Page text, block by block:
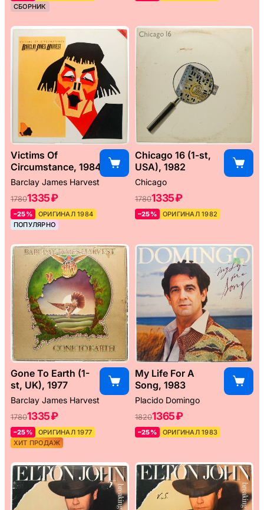
СБОРНИК
Victims Of
Circumstance, 1984
Barclay James Harvest
17801335 ₽
–25%
ОРИГИНАЛ 1984
ПОПУЛЯРНО
Chicago 16 (1-st,
USA), 1982
Chicago
17801335 ₽
–25% ОРИГИНАЛ 1982
Gone To Earth (1-
st, UK), 1977
Barclay James Harvest
17801335 ₽
–25%
ОРИГИНАЛ 1977
ХИТ ПРОДАЖ
My Life For A
Song, 1983
Placido Domingo
18201365 ₽
–25% ОРИГИНАЛ 1983